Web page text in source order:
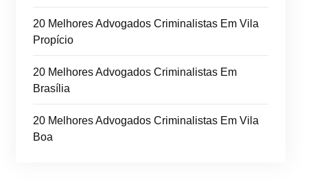
20 Melhores Advogados Criminalistas Em Vila
Propício
20 Melhores Advogados Criminalistas Em
Brasília
20 Melhores Advogados Criminalistas Em Vila
Boa